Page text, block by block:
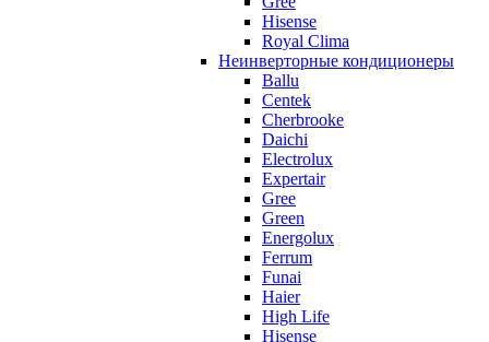
Hisense
Royal Clima
Неинверторные кондиционеры
Ballu
Centek
Cherbrooke
Daichi
Electrolux
Expertair
Gree
Green
Energolux
Ferrum
Funai
Haier
High Life
Hisense